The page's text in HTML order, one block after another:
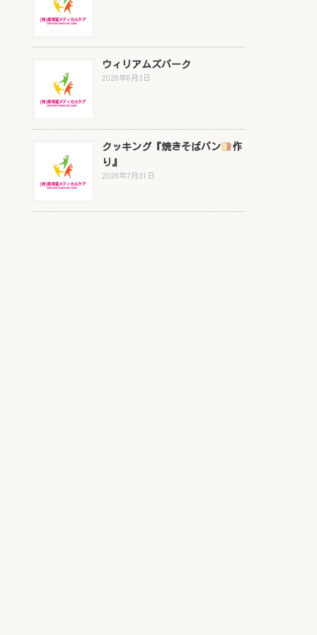
ウィリアムズパーク
2026年8月3日
クッキング『焼きそばパン
作
り』
2026年7月31日